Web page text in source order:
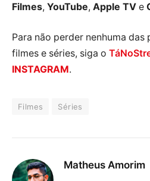
Filmes, YouTube, Apple TV e
Para não perder nenhuma
filmes e séries, siga o
INSTAGRAM.
Filmes Séries
Matheus Amorim